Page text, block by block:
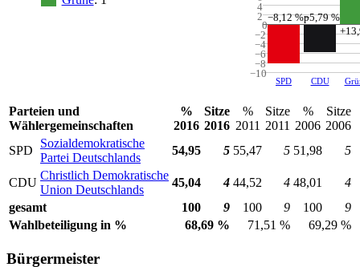
4
2
0
−2
−4
−6
−8
−10
−8,12%p−5,79%p
SPD CDU
Parteien und
Wählergemeinschaften
%
2016
Sitze
2016
%
2011
Sitze
2011
%
2006
Sitze
2006
SPD
Sozialdemokratische
Partei Deutschlands
54,95 5 55,47 5 51,98 5
CDU
Christlich Demokratische
Union Deutschlands
45,04 4 44,52 4 48,01
4
gesamt
100 9 100 9 100
9
Wahlbeteiligung in %
68,69 % 71,51 % 69,29 %
Bürgermeister